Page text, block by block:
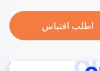
اطلب اقتباس